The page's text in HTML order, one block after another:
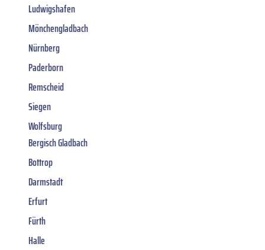
Ludwigshafen
Mönchengladbach
Nürnberg
Paderborn
Remscheid
Siegen
Wolfsburg
Bergisch Gladbach
Bottrop
Darmstadt
Erfurt
Fürth
Halle